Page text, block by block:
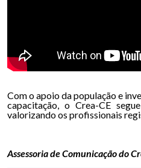
Com o apoio da população e
capacitação, o Crea-CE
valorizando os profissionais
Assessoria de Comunicação do